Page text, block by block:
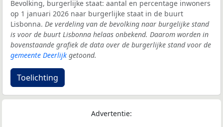
Bevolking, burgerlijke staat: aantal en percentage inwoners
op 1 januari 2026 naar burgerlijke staat in de buurt
Lisbonna. De verdeling van de bevolking naar burgelijke stand
is voor de buurt Lisbonna helaas onbekend. Daarom worden in
bovenstaande grafiek de data over de burgerlijke stand voor de
gemeente Deerlijk getoond.
Toelichting
Advertentie: